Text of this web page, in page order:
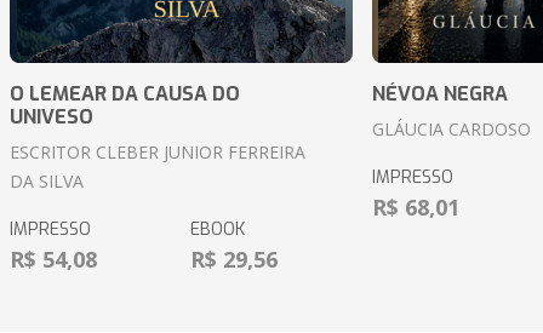
O LEMEAR DA CAUSA DO
UNIVESO
ESCRITOR CLEBER JUNIOR FERREIRA
DA SILVA
IMPRESSO
R$ 54,08
EBOOK
R$ 29,56
NÉVOA NEGRA
GLÁUCIA CARDOSO
IMPRESSO
R$ 68,01